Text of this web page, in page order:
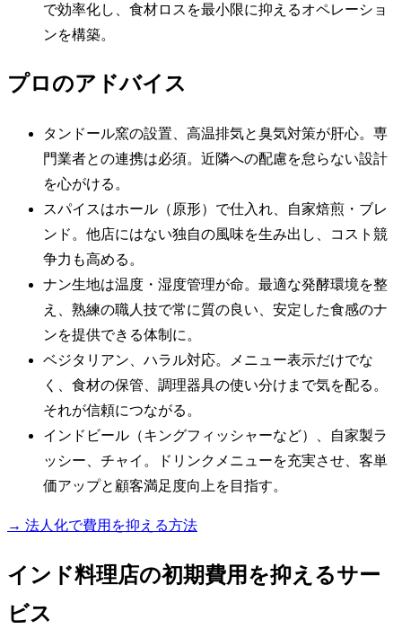
で効率化し、食材ロスを最小限に抑えるオペレーショ
ンを構築。
プロのアドバイス
タンドール窯の設置、高温排気と臭気対策が肝心。専
門業者との連携は必須。近隣への配慮を怠らない設計
を心がける。
スパイスはホール（原形）で仕入れ、自家焙煎・ブレ
ンド。他店にはない独自の風味を生み出し、コスト競
争力も高める。
ナン生地は温度・湿度管理が命。最適な発酵環境を整
え、熟練の職人技で常に質の良い、安定した食感のナ
ンを提供できる体制に。
ベジタリアン、ハラル対応。メニュー表示だけでな
く、食材の保管、調理器具の使い分けまで気を配る。
それが信頼につながる。
インドビール（キングフィッシャーなど）、自家製ラ
ッシー、チャイ。ドリンクメニューを充実させ、客単
価アップと顧客満足度向上を目指す。
→ 法人化で費用を抑える方法
インド料理店の初期費用を抑えるサー
ビス